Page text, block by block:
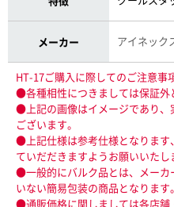
メーカー アイネック
HT-17ご購入に際してのご注意事
●各種相性につきましては保証外
●上記の画像はイメージであり、
ございます。
●上記仕様は参考仕様となります
ていだだきますようお願いいたし
●一般的にバルク品とは、メーカ
いない簡易包装の商品となります。
●通販価格に関しましては各店舗